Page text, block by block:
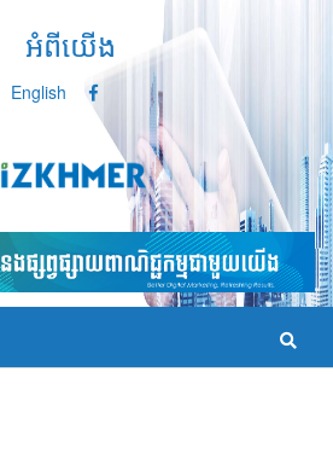
អំពីយើង
English